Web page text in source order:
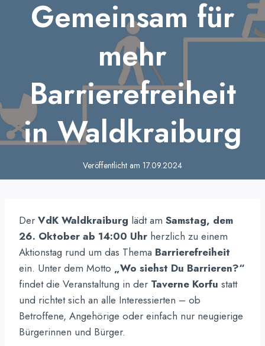
Gemeinsam für
mehr
Barrierefreiheit
in Waldkraiburg
Veröffentlicht am 17.09.2024
Der VdK Waldkraiburg lädt am Samstag, dem
26. Oktober ab 14:00 Uhr herzlich zu einem
Aktionstag rund um das Thema Barrierefreiheit
ein. Unter dem Motto „Wo siehst Du Barrieren?“
findet die Veranstaltung in der Taverne Korfu statt
und richtet sich an alle Interessierten – ob
Betroffene, Angehörige oder einfach nur neugierige
Bürgerinnen und Bürger.